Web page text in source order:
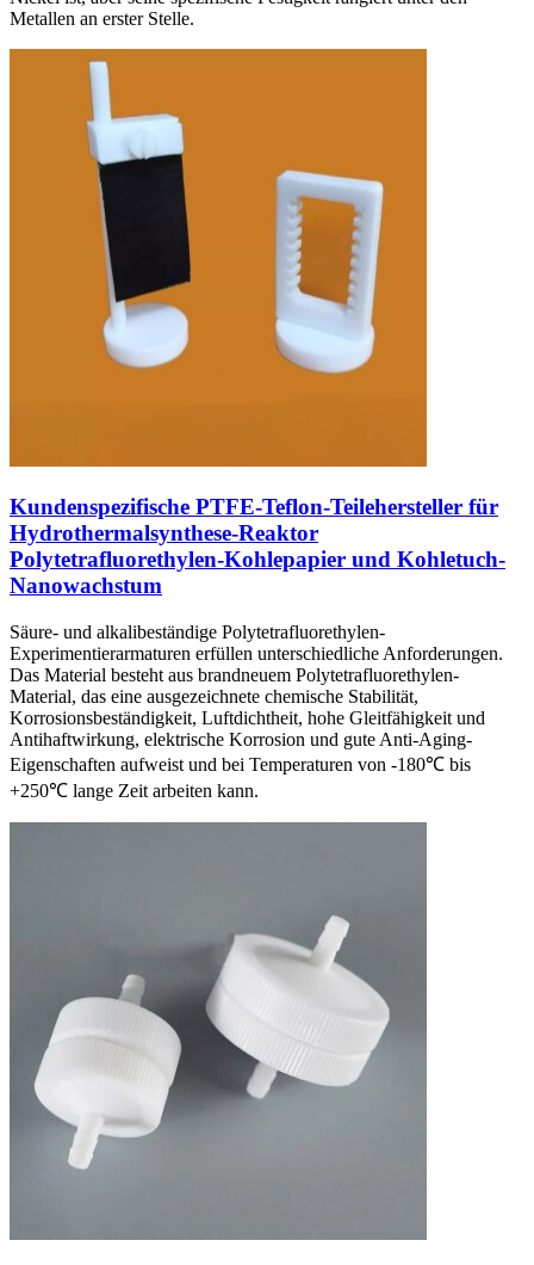
Metallen an erster Stelle.
Kundenspezifische PTFE-Teflon-Teilehersteller für
Hydrothermalsynthese-Reaktor
Polytetrafluorethylen-Kohlepapier und Kohletuch-
Nanowachstum
Säure- und alkalibeständige Polytetrafluorethylen-
Experimentierarmaturen erfüllen unterschiedliche Anforderungen.
Das Material besteht aus brandneuem Polytetrafluorethylen-
Material, das eine ausgezeichnete chemische Stabilität,
Korrosionsbeständigkeit, Luftdichtheit, hohe Gleitfähigkeit und
Antihaftwirkung, elektrische Korrosion und gute Anti-Aging-
Eigenschaften aufweist und bei Temperaturen von -180℃ bis
+250℃ lange Zeit arbeiten kann.